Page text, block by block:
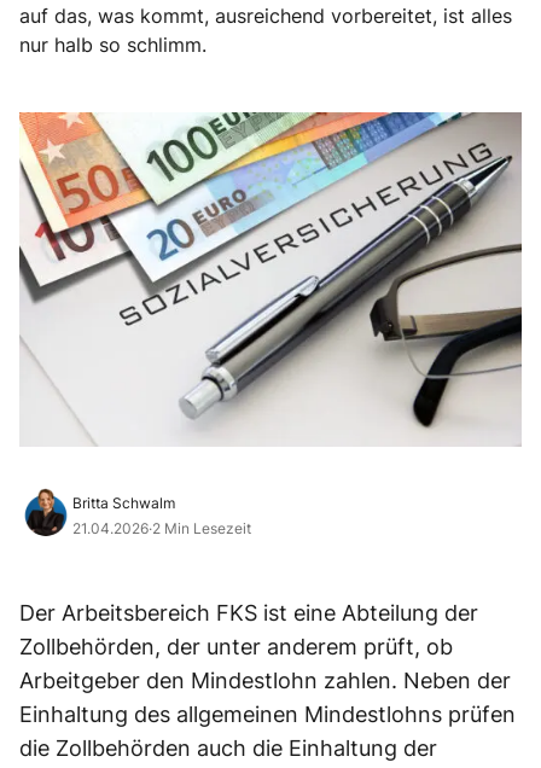
auf das, was kommt, ausreichend vorbereitet, ist alles
nur halb so schlimm.
Britta Schwalm
21.04.2026·2 Min Lesezeit
Der Arbeitsbereich FKS ist eine Abteilung der
Zollbehörden, der unter anderem prüft, ob
Arbeitgeber den Mindestlohn zahlen. Neben der
Einhaltung des allgemeinen Mindestlohns prüfen
die Zollbehörden auch die Einhaltung der